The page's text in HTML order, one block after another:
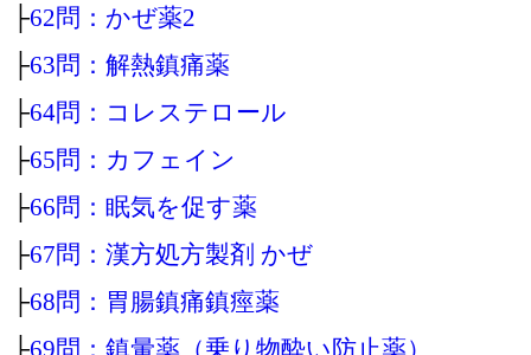
├62問：かぜ薬2
├63問：解熱鎮痛薬
├64問：コレステロール
├65問：カフェイン
├66問：眠気を促す薬
├67問：漢方処方製剤 かぜ
├68問：胃腸鎮痛鎮痙薬
├69問：鎮暈薬（乗り物酔い防止薬）